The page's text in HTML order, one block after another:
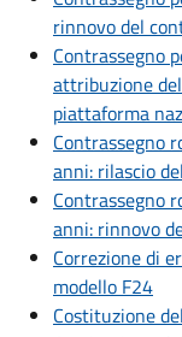
rinnovo del
Contrassegno
attribuzione
piattaforma
Contrassegno
anni: rilascio
Contrassegno
anni: rinnovo
Correzione di
modello F24
Costituzione